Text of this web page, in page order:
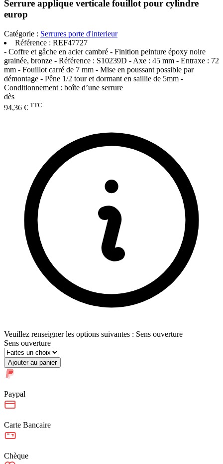
Serrure applique verticale fouillot pour cylindre
europ
Catégorie : Serrures porte d'interieur
Référence : REF47727
- Coffre et gâche en acier cambré - Finition peinture époxy noire
grainée, bronze - Référence : S10239D - Axe : 45 mm - Entraxe : 72
mm - Fouillot carré de 7 mm - Mise en poussant possible par
démontage - Pêne 1/2 tour et dormant en saillie de 5mm -
Conditionnement : boîte d’une serrure
dès
94,36 € TTC
Veuillez renseigner les options suivantes : Sens ouverture
Sens ouverture
Ajouter au panier
Paypal
Carte Bancaire
Chèque